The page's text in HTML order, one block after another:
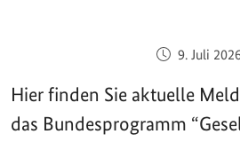
Veröffentlicht
9. Juli
Hier finden Sie aktuelle
das Bundesprogramm